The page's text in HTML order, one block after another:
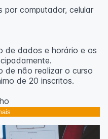
por computador, celular
de dados e horário e os
de não realizar o curso
de 20 inscritos.